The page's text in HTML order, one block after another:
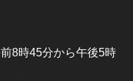
8時45分から午後5時